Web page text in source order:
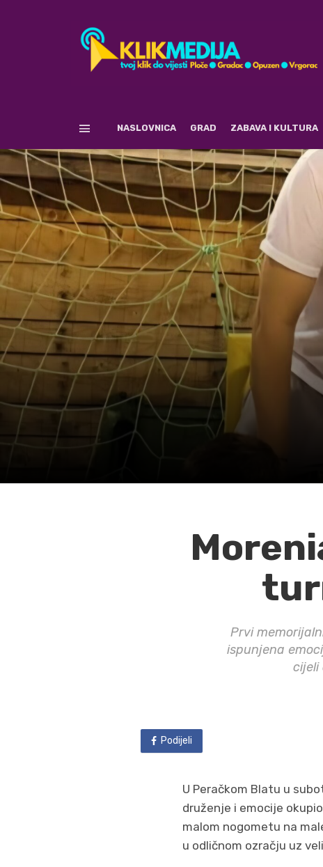
NASLOVNICA GRAD ZABAVA I KULTURA
Prvi
ispunjena
cijeli
Podijeli
U Peračkom Blatu u
druženje i emocije
malom nogometu na
u odličnom ozračju uz